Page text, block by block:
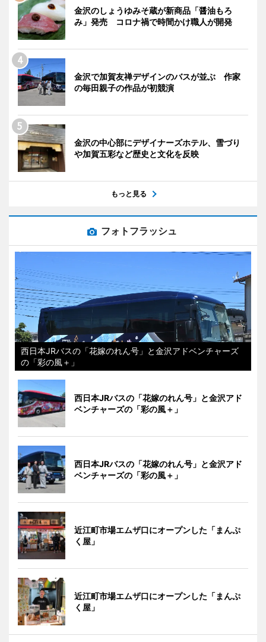
金沢のしょうゆみそ蔵が新商品「醤油もろ
み」発売 コロナ禍で時間かけ職人が開発
金沢で加賀友禅デザインのバスが並ぶ 作家
の毎田親子の作品が初競演
金沢の中心部にデザイナーズホテル、雪づり
や加賀五彩など歴史と文化を反映
もっと見る
フォトフラッシュ
西日本JRバスの「花嫁のれん号」と金沢アドベンチャーズ
の「彩の風＋」
西日本JRバスの「花嫁のれん号」と金沢アド
ベンチャーズの「彩の風＋」
西日本JRバスの「花嫁のれん号」と金沢アド
ベンチャーズの「彩の風＋」
近江町市場エムザ口にオープンした「まんぷ
く屋」
近江町市場エムザ口にオープンした「まんぷ
く屋」